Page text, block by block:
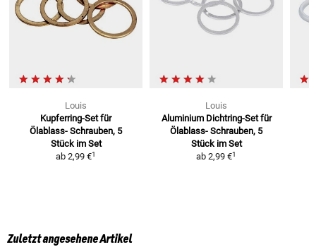
Louis
Kupferring-Set für
Ölablass- Schrauben, 5
Stück im Set
ab 2,99 €1
Louis
Aluminium Dichtring-Set für
Ölablass- Schrauben, 5
Stück im Set
ab 2,99 €1
Zuletzt angesehene Artikel